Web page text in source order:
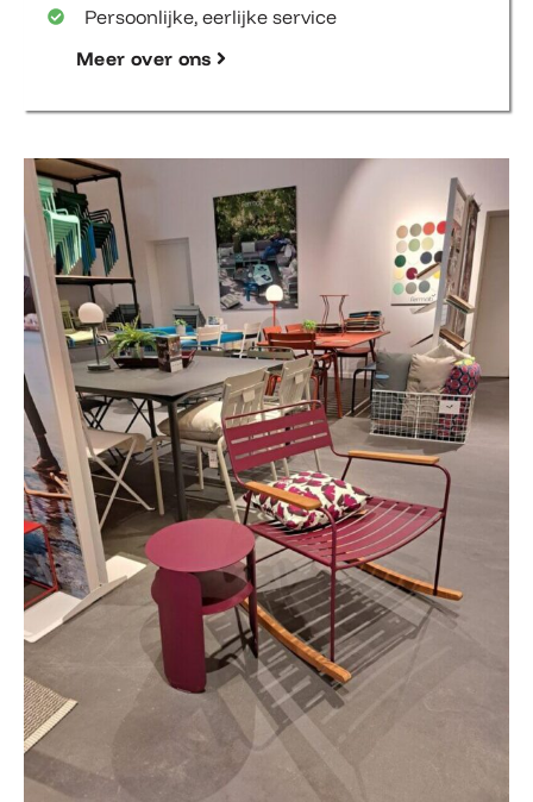
Persoonlijke, eerlijke service
Meer over ons